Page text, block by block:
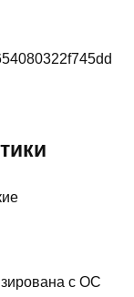
с ОС